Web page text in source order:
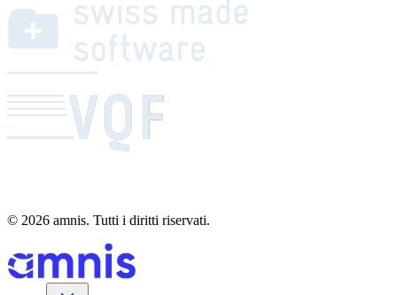
© 2026 amnis. Tutti i diritti riservati.